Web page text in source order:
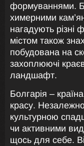
формуваннями.
химерними
нагадують різні
містом також
побудована на
захоплюючі
ландшафт.
Болгарія –
красу.
культурною
чи активними
щось для себе.